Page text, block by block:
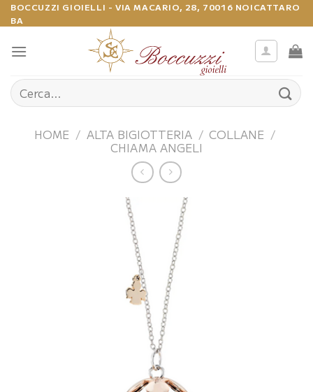
Salta
ai
contenuti
BOCCUZZI GIOIELLI - VIA MACARIO, 28, 70016 NOICATTARO
BA
Cerca:
HOME / ALTA BIGIOTTERIA / COLLANE /
CHIAMA ANGELI